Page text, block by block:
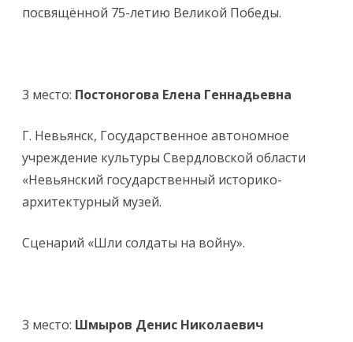
посвящённой 75-летию Великой Победы.
3 место: Постоногова Елена Геннадьевна
Г. Невьянск, Государственное автономное
учреждение культуры Свердловской области
«Невьянский государственный историко-
архитектурный музей.
Сценарий «Шли солдаты на войну».
3 место: Шмыров Денис Николаевич